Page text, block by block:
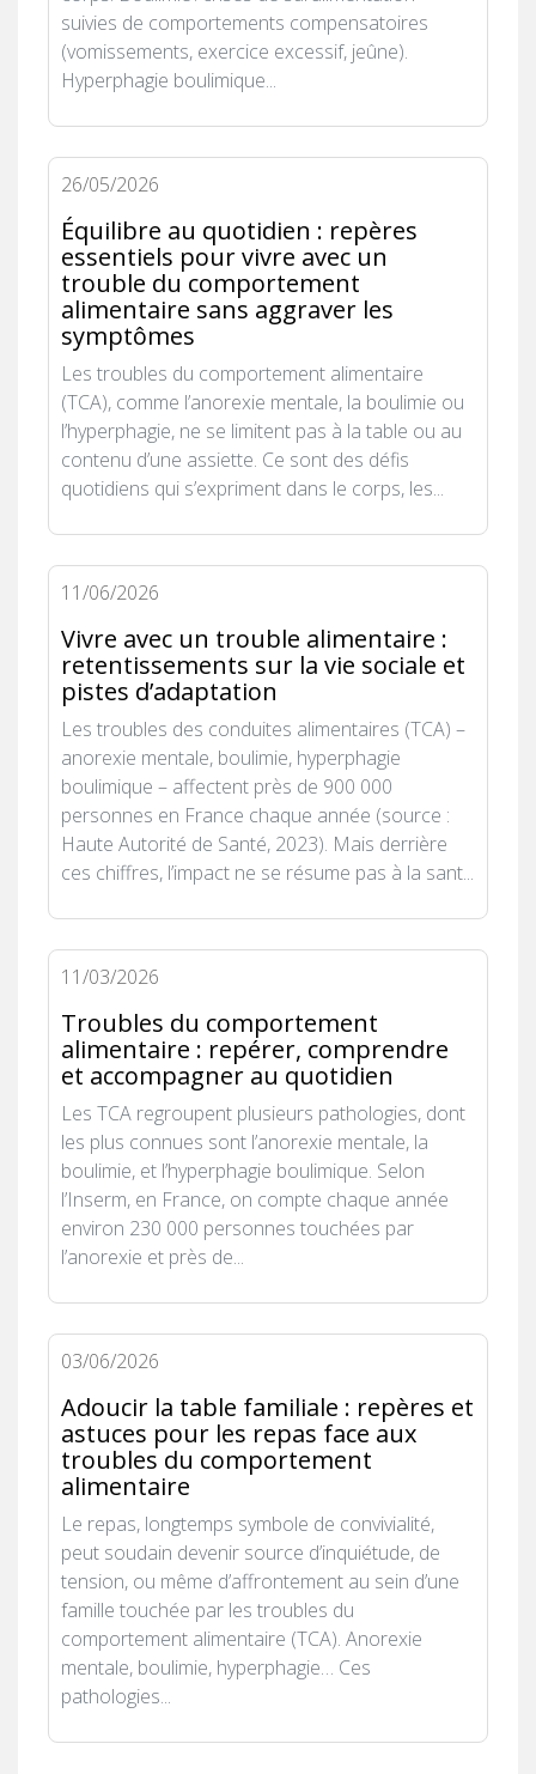
suivies de comportements compensatoires
(vomissements, exercice excessif, jeûne).
Hyperphagie boulimique...
26/05/2026
Équilibre au quotidien : repères
essentiels pour vivre avec un
trouble du comportement
alimentaire sans aggraver les
symptômes
Les troubles du comportement alimentaire
(TCA), comme l’anorexie mentale, la boulimie ou
l’hyperphagie, ne se limitent pas à la table ou au
contenu d’une assiette. Ce sont des défis
quotidiens qui s’expriment dans le corps, les...
11/06/2026
Vivre avec un trouble alimentaire :
retentissements sur la vie sociale et
pistes d’adaptation
Les troubles des conduites alimentaires (TCA) –
anorexie mentale, boulimie, hyperphagie
boulimique – affectent près de 900 000
personnes en France chaque année (source :
Haute Autorité de Santé, 2023). Mais derrière
ces chiffres, l’impact ne se résume pas à la sant...
11/03/2026
Troubles du comportement
alimentaire : repérer, comprendre
et accompagner au quotidien
Les TCA regroupent plusieurs pathologies, dont
les plus connues sont l’anorexie mentale, la
boulimie, et l’hyperphagie boulimique. Selon
l’Inserm, en France, on compte chaque année
environ 230 000 personnes touchées par
l’anorexie et près de...
03/06/2026
Adoucir la table familiale : repères et
astuces pour les repas face aux
troubles du comportement
alimentaire
Le repas, longtemps symbole de convivialité,
peut soudain devenir source d’inquiétude, de
tension, ou même d’affrontement au sein d’une
famille touchée par les troubles du
comportement alimentaire (TCA). Anorexie
mentale, boulimie, hyperphagie… Ces
pathologies...